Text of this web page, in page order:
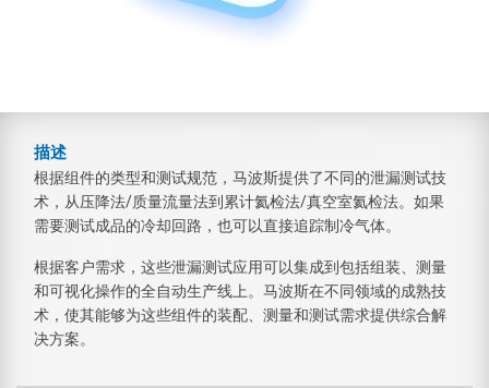
描述
根据组件的类型和测试规范，马波斯提供了不同的泄漏测试技
术，从压降法/质量流量法到累计氦检法/真空室氦检法。如果
需要测试成品的冷却回路，也可以直接追踪制冷气体。
根据客户需求，这些泄漏测试应用可以集成到包括组装、测量
和可视化操作的全自动生产线上。马波斯在不同领域的成熟技
术，使其能够为这些组件的装配、测量和测试需求提供综合解
决方案。